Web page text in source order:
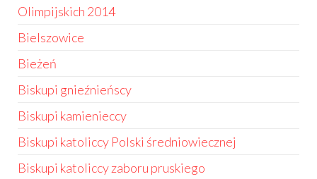
Olimpijskich 2014
Bielszowice
Bieżeń
Biskupi gnieźnieńscy
Biskupi kamienieccy
Biskupi katoliccy Polski średniowiecznej
Biskupi katoliccy zaboru pruskiego